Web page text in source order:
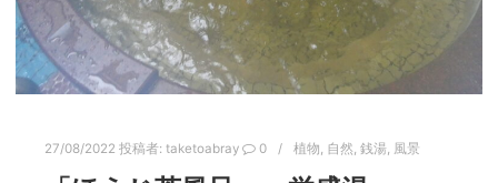
27/08/2022 投稿者: taketoabray 0 植物, 自然, 銭湯, 風景